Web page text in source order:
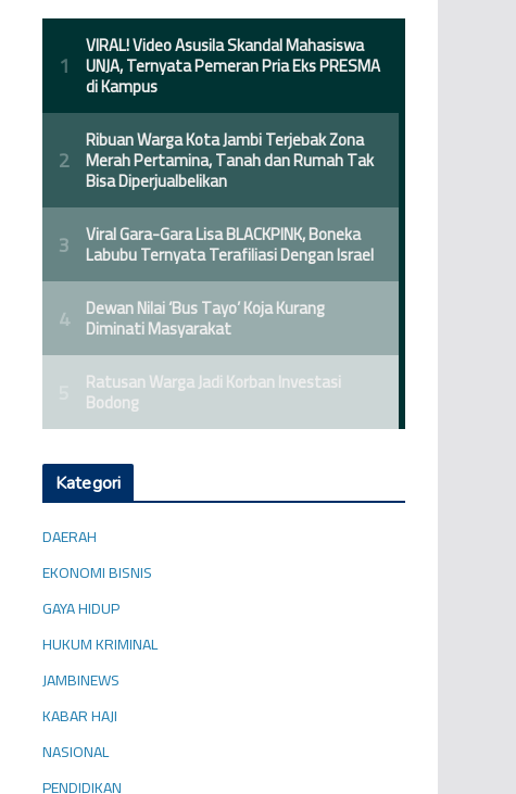
Kategori
DAERAH
EKONOMI BISNIS
GAYA HIDUP
HUKUM KRIMINAL
JAMBINEWS
KABAR HAJI
NASIONAL
PENDIDIKAN